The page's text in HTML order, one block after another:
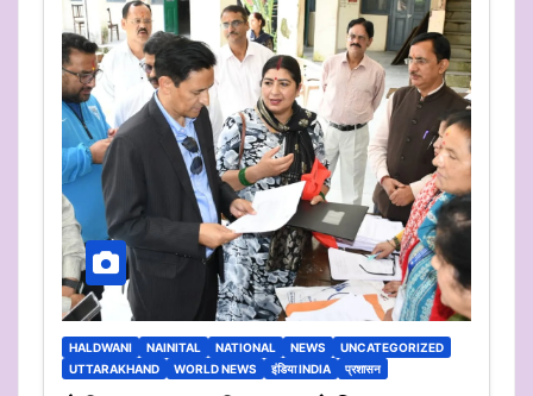
HALDWANI NAINITAL NATIONAL NEWS
UNCATEGORIZED
UTTARAKHAND
WORLD NEWS इंडिया INDIA प्रशासन